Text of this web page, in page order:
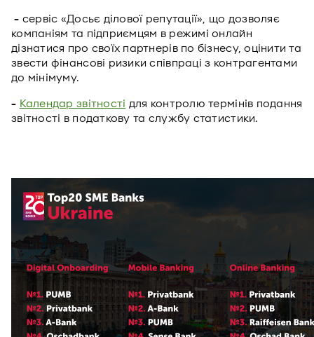
- сервіс «Досьє ділової репутації», що дозволяє
компаніям та підприємцям в режимі онлайн
дізнатися про своїх партнерів по бізнесу, оцінити та
звести фінансові ризики співпраці з контрагентами
до мінімуму.
- Календар звітності для контролю термінів подання
звітності в податкову та службу статистики.